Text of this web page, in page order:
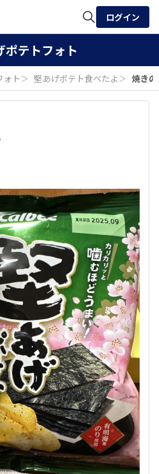
検索
ログイン
ポテトフォト
ォト＞ 堅あげポテト食べたよ ＞ 焼き